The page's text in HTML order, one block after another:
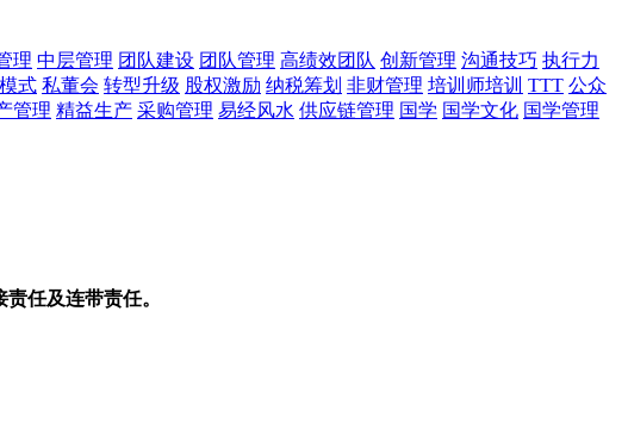
理 中层管理 团队建设 团队管理 高绩效团队 创新管理 沟通技巧 执行力
式 私董会 转型升级 股权激励 纳税筹划 非财管理 培训师培训 TTT 公众
管理 精益生产 采购管理 易经风水 供应链管理 国学 国学文化 国学管理
任及连带责任。